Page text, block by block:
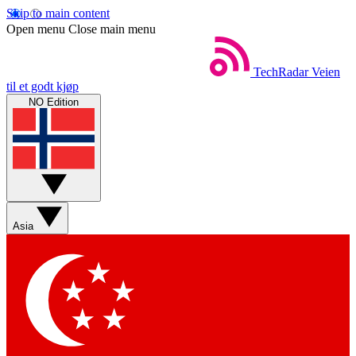
Skip to main content
Open menu Close main menu
TechRadar Veien
til et godt kjøp
NO Edition
Asia